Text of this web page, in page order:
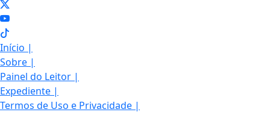
Início |
Sobre |
Painel do Leitor |
Expediente |
Termos de Uso e Privacidade |